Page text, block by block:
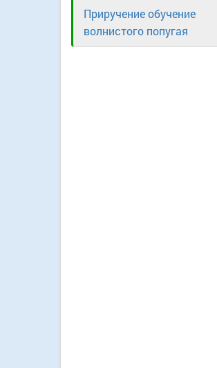
Приручение обучение
волнистого попугая